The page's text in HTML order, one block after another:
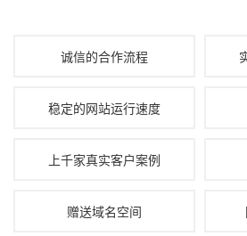
诚信的合作流程
稳定的网站运行速度
上千家真实客户案例
赠送域名空间